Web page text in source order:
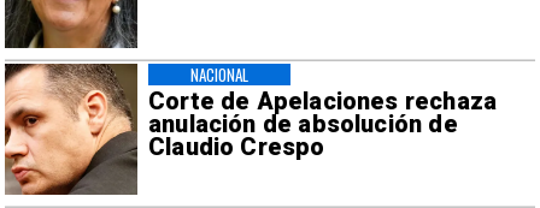
Corte de Apelaciones rechaza
anulación de absolución de
Claudio Crespo
NACIONAL